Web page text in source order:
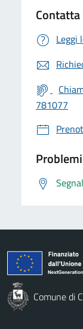
Leggi
781077
Comune di